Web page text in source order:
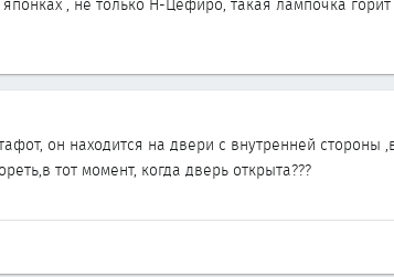
, не только Н-Цефиро, такая лампочка
он находится на двери с внутренней стороны
тот момент, когда дверь открыта???